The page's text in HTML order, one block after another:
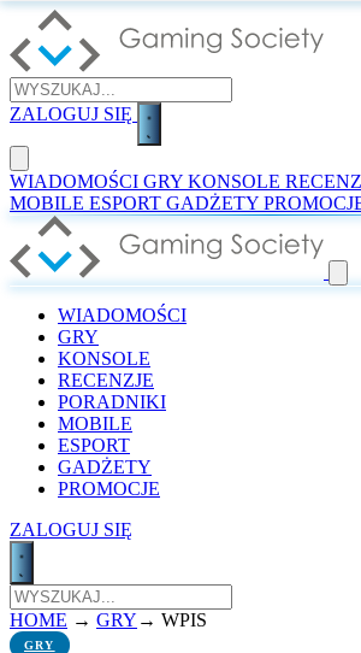
ZALOGUJ SIĘ
WIADOMOŚCI GRY KONSOLE
MOBILE ESPORT GADŻETY
WIADOMOŚCI
GRY
KONSOLE
RECENZJE
PORADNIKI
MOBILE
ESPORT
GADŻETY
PROMOCJE
ZALOGUJ SIĘ
HOME → GRY → WPIS
GRY